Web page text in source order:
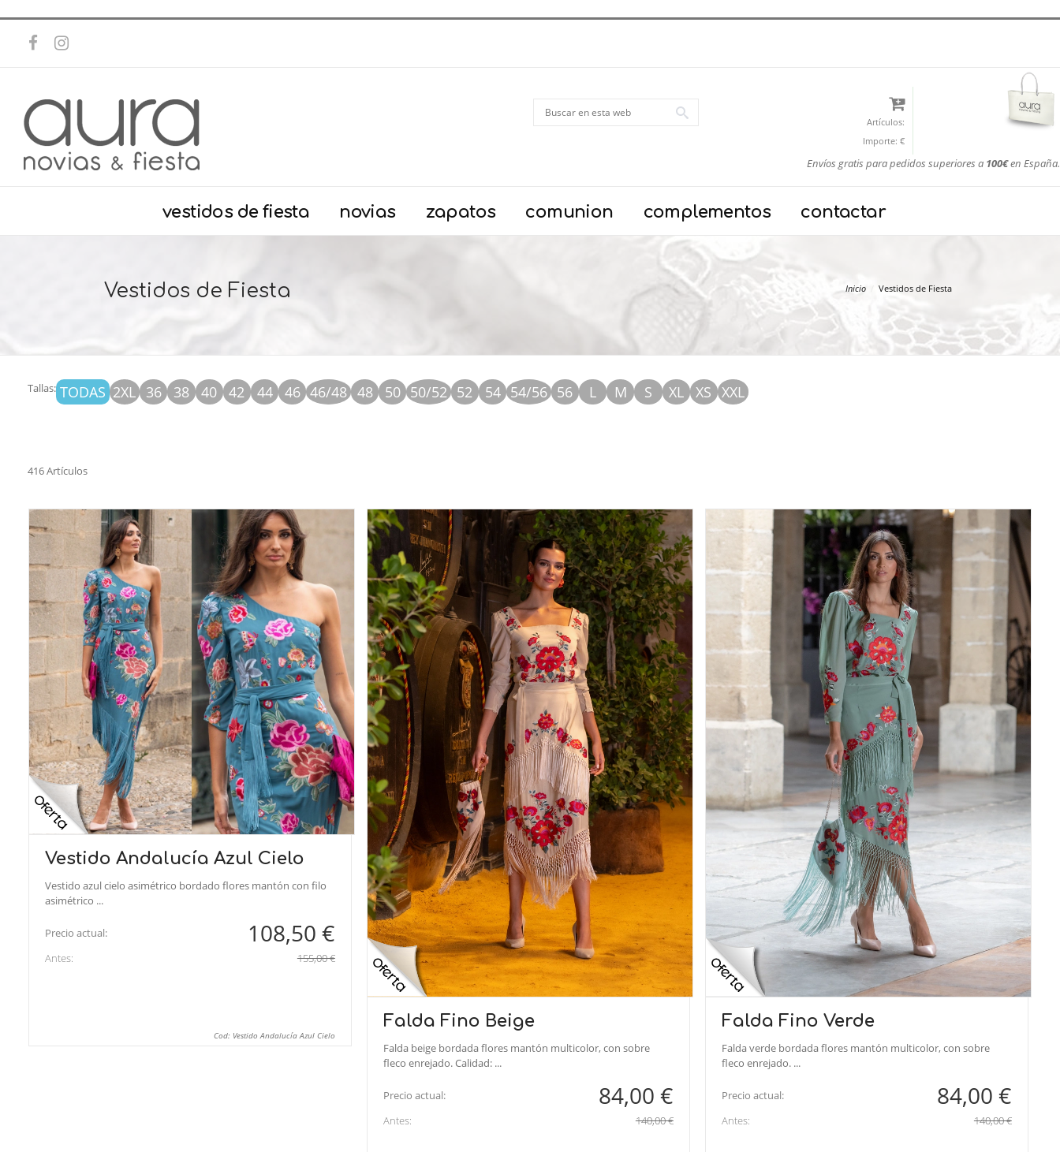
Artículos:
Importe: €
Envíos gratis para pedidos superiores a 100€en España.
vestidos de fiesta novias zapatos comunion complementos contactar
Vestidos de Fiesta Inicio Vestidos de Fiesta
Tallas: TODAS 2XL 36 38 40 42 44 46 46/48 48 50 50/52 52 54 54/56 56 L M S XL XS XXL
416 Artículos
Vestido Andalucía Azul Cielo
Vestido azul cielo asimétrico bordado flores mantón con filo
asimétrico ...
Precio actual: 108,50 €
Antes: 155,00 €
Cod: Vestido Andalucía Azul Cielo
Falda Fino Beige
Falda beige bordada flores mantón multicolor, con sobre
fleco enrejado. Calidad: ...
Precio actual: 84,00 €
Antes: 140,00 €
Falda Fino Verde
Falda verde bordada flores mantón multicolor, con sobre
fleco enrejado. ...
Precio actual: 84,00 €
Antes: 140,00 €